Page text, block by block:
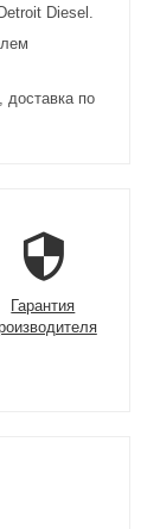
Diesel.
доставка по
Гарантия